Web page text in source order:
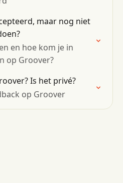
maar nog niet
en hoe kom je in
op Groover?
Is het privé?
op Groover